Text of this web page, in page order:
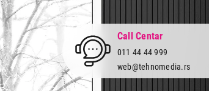
Call Centar
011 44 44 999
web@tehnomedia.rs